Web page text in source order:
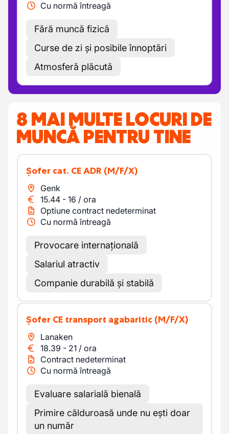
Cu normă întreagă
Fără muncă fizică
Curse de zi și posibile înnoptări
Atmosferă plăcută
8 MAI MULTE LOCURI DE
MUNCĂ PENTRU TINE
Șofer cat. CE ADR (M/F/X)
Genk
15.44 - 16 / ora
Optiune contract nedeterminat
Cu normă întreagă
Provocare internațională
Salariul atractiv
Companie durabilă și stabilă
Șofer CE transport agabaritic (M/F/X)
Lanaken
18.39 - 21 / ora
Contract nedeterminat
Cu normă întreagă
Evaluare salarială bienală
Primire călduroasă unde nu ești doar
un număr